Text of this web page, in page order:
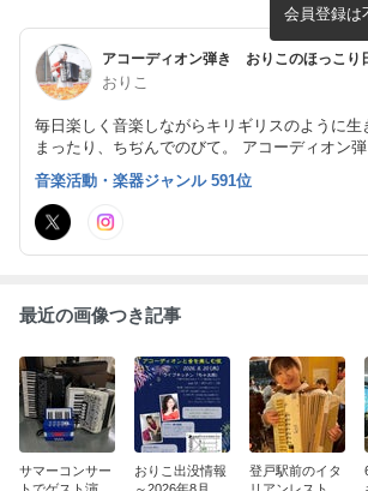
アコーディオン弾き おりこのほっこり
おりこ
毎日楽しく音楽しながらキリギリスのように生
まったり、ちぢんでのびて。 アコーディオン弾
っこり日記。 ～明日は明日の風が吹く～
会員登録は
音楽活動・楽器ジャンル 591位
最近の画像つき記事
サマーコンサー
おりこ出没情報
登戸駅前のイタ